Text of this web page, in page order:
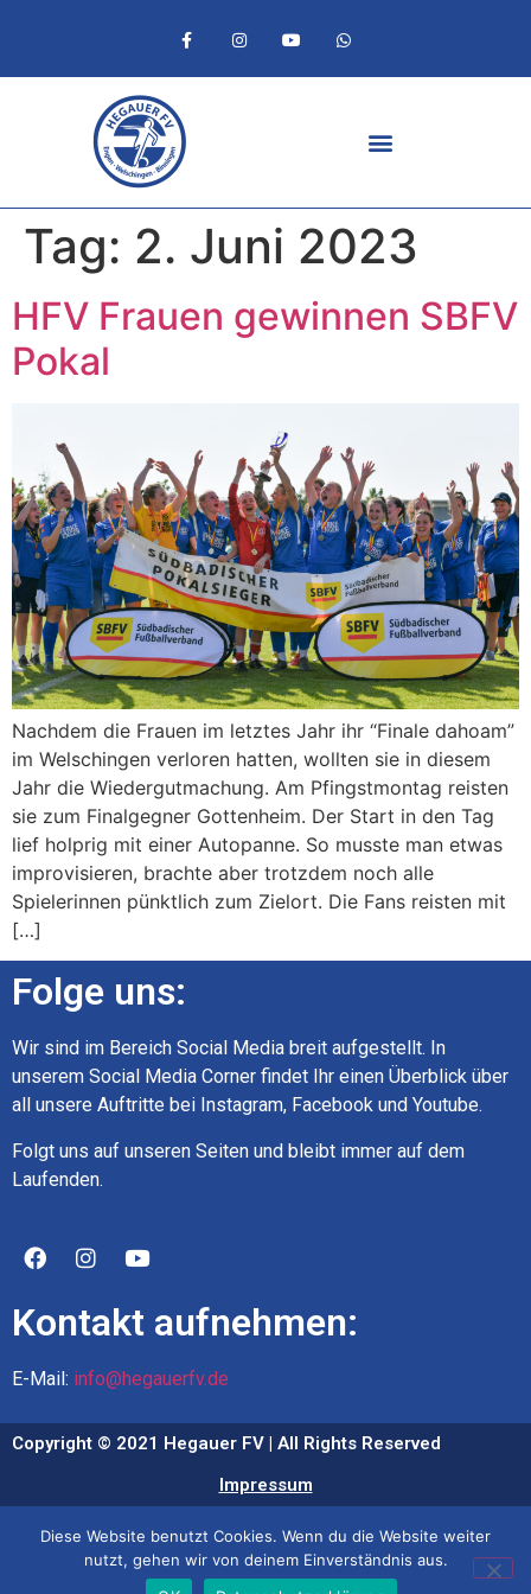
Tag: 2. Juni 2023
HFV Frauen gewinnen SBFV
Pokal
Nachdem die Frauen im letztes Jahr ihr “Finale dahoam”
im Welschingen verloren hatten, wollten sie in diesem
Jahr die Wiedergutmachung. Am Pfingstmontag reisten
sie zum Finalgegner Gottenheim. Der Start in den Tag
lief holprig mit einer Autopanne. So musste man etwas
improvisieren, brachte aber trotzdem noch alle
Spielerinnen pünktlich zum Zielort. Die Fans reisten mit
[…]
Folge uns:
Wir sind im Bereich Social Media breit aufgestellt. In
unserem Social Media Corner findet Ihr einen Überblick über
all unsere Auftritte bei Instagram, Facebook und Youtube.
Folgt uns auf unseren Seiten und bleibt immer auf dem
Laufenden.
Kontakt aufnehmen:
E-Mail: info@hegauerfv.de
Copyright © 2021 Hegauer FV | All Rights Reserved
Impressum
Datenschutz
Diese Website benutzt Cookies. Wenn du die Website weiter
nutzt, gehen wir von deinem Einverständnis aus.